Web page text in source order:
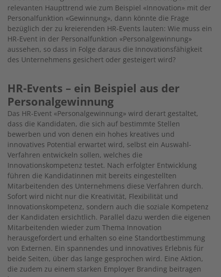
relevanten Haupttrend wie zum Beispiel «Innovation» mit der
Personalfunktion «Gewinnung», dann könnte die Frage
bezüglich der zu kreierenden HR-Events lauten: Wie muss ein
HR-Event in der Personalfunktion «Personalgewinnung»
aussehen, so dass in Folge daraus die Innovationsfähigkeit
des Unternehmens gesichert oder gesteigert wird?
HR-Events – ein Beispiel aus der
Personalgewinnung
Das HR-Event «Personalgewinnung» wird derart gestaltet,
dass die Kandidaten, die sich auf bestimmte Stellen
bewerben und von denen ein hohes kreatives und
innovatives Potential erwartet wird, selbst ein Auswahl-
Verfahren entwickeln sollen, welches die
Innovationskompetenz testet. Nach erfolgter Entwicklung
führen die Kandidatinnen mit bereits eingestellten
Mitarbeitenden des Unternehmens diese Verfahren durch.
Sofort wird nicht nur die Kreativität, Flexibilität und
Innovationskompetenz, sondern auch die soziale Kompetenz
der Kandidaten ersichtlich. Parallel dazu werden die eigenen
Mitarbeitenden wieder zum Thema Innovation
herausgefordert und erhalten so eine Standortbestimmung
von Externen. Ein spannendes und innovatives Erlebnis für
beide Seiten, über das lange gesprochen wird. Eine Aktion,
die zudem zu einem starken Employer Branding beitragen